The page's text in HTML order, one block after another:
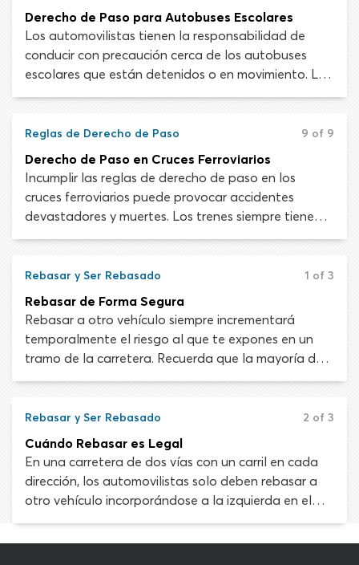
automovilistas.
Derecho de Paso para Autobuses Escolares
Los automovilistas tienen la responsabilidad de
conducir con precaución cerca de los autobuses
escolares que están detenidos o en movimiento. La
ley en la mayoría de los estados requiere parar
muestran una señal de “STOP” o luces intermitentes.
Reglas de Derecho de Paso 9 of 9
Derecho de Paso en Cruces Ferroviarios
Incumplir las reglas de derecho de paso en los
cruces ferroviarios puede provocar accidentes
devastadores y muertes. Los trenes siempre tienen
el derecho de paso sobre los vehículos de carretera
automovilista debes ceder el paso o arriesgarte a
pagar la infracción con tu vida.
Rebasar y Ser Rebasado 1 of 3
Rebasar de Forma Segura
Rebasar a otro vehículo siempre incrementará
temporalmente el riesgo al que te expones en un
tramo de la carretera. Recuerda que la mayoría de
las situaciones requieren pasar por la mano
derecha se permite solo en ciertas circunstancias.
Rebasar y Ser Rebasado 2 of 3
Cuándo Rebasar es Legal
En una carretera de dos vías con un carril en cada
dirección, los automovilistas solo deben rebasar a
otro vehículo incorporándose a la izquierda en el
carril opuesto. En la mayoría de los estados, pasar a